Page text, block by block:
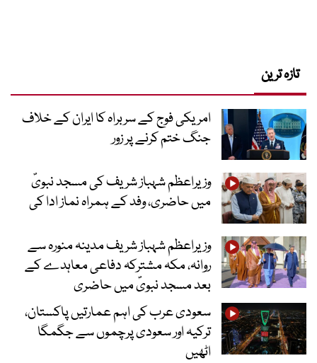
تازہ ترین
امریکی فوج کے سربراہ کا ایران کے خلاف
جنگ ختم کرنے پر زور
وزیراعظم شہباز شریف کی مسجد نبویؐ
میں حاضری، وفد کے ہمراہ نماز ادا کی
وزیراعظم شہباز شریف مدینہ منورہ سے
روانہ، مکہ مشترکہ دفاعی معاہدے کے
بعد مسجد نبویؐ میں حاضری
سعودی عرب کی اہم عمارتیں پاکستان،
ترکیہ اور سعودی پرچموں سے جگمگا
اٹھیں